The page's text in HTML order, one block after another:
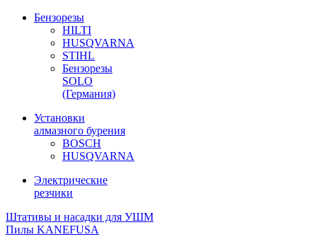
Бензорезы
HILTI
HUSQVARNA
STIHL
Бензорезы
SOLO
(Германия)
Установки
алмазного бурения
BOSCH
HUSQVARNA
Электрические
резчики
Штативы и насадки для УШМ
Пилы KANEFUSA